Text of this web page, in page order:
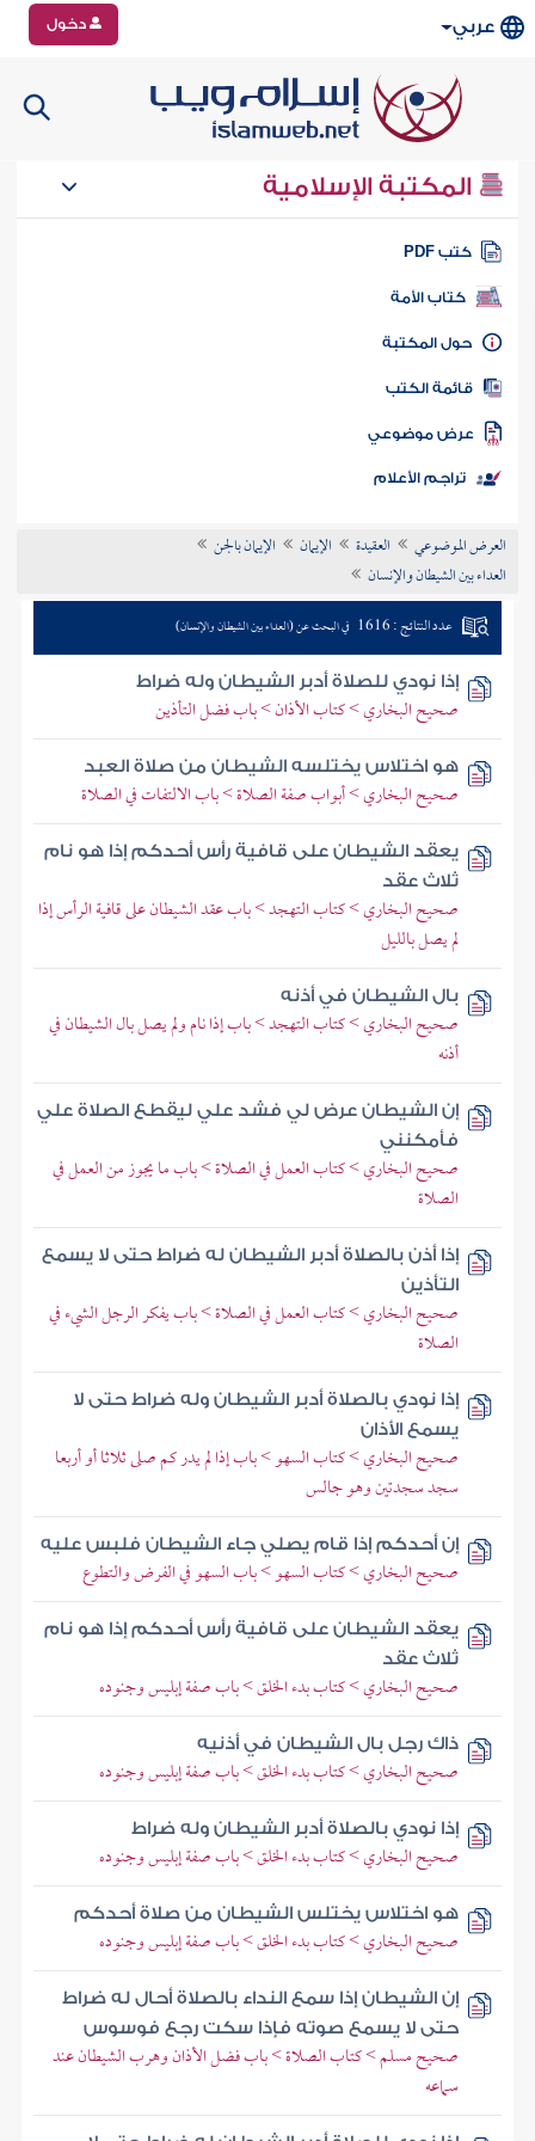
عربي دخول
المكتبة الإسلامية
كتب PDF
كتاب الأمة
المكتبة
الكتب
موضوعي
تراجم الأعلام
العرض الموضوعي العقيدة الإيمان
الإيمان بالجن
العداء بين الشيطان والإنسان
عدد النتائج : 1616 في البحث عن (العداء بين الشيطان والإنسان)
إذا نودي للصلاة أدبر الشيطان وله ضراط
صحيح البخاري > كتاب الأذان > باب فضل التأذين
هو اختلاس يختلسه الشيطان من صلاة العبد
صحيح البخاري > أبواب صفة الصلاة > باب الالتفات في الصلاة
يعقد الشيطان على قافية رأس أحدكم إذا هو نام
ثلاث عقد
صحيح البخاري > كتاب التهجد > باب عقد الشيطان على قافية الرأس إذا
لم يصل بالليل
بال الشيطان في أذنه
صحيح البخاري > كتاب التهجد > باب إذا نام ولم يصل بال الشيطان في
أذنه
إن الشيطان عرض لي فشد علي ليقطع الصلاة علي
فأمكنني
صحيح البخاري > كتاب العمل في الصلاة > باب ما يجوز من العمل في
الصلاة
إذا أذن بالصلاة أدبر الشيطان له ضراط حتى لا يسمع
التأذين
صحيح البخاري > كتاب العمل في الصلاة > باب يفكر الرجل الشيء في
الصلاة
إذا نودي بالصلاة أدبر الشيطان وله ضراط حتى لا
يسمع الأذان
صحيح البخاري > كتاب السهو > باب إذا لم يدر كم صلى ثلاثا أو أربعا
سجد سجدتين وهو جالس
إن أحدكم إذا قام يصلي جاء الشيطان فلبس عليه
صحيح البخاري > كتاب السهو > باب السهو في الفرض والتطوع
يعقد الشيطان على قافية رأس أحدكم إذا هو نام
ثلاث عقد
صحيح البخاري > كتاب بدء الخلق > باب صفة إبليس وجنوده
ذاك رجل بال الشيطان في أذنيه
صحيح البخاري > كتاب بدء الخلق > باب صفة إبليس وجنوده
إذا نودي بالصلاة أدبر الشيطان وله ضراط
صحيح البخاري > كتاب بدء الخلق > باب صفة إبليس وجنوده
هو اختلاس يختلس الشيطان من صلاة أحدكم
صحيح البخاري > كتاب بدء الخلق > باب صفة إبليس وجنوده
إن الشيطان إذا سمع النداء بالصلاة أحال له ضراط
حتى لا يسمع صوته فإذا سكت رجع فوسوس
صحيح مسلم > كتاب الصلاة > باب فضل الأذان وهرب الشيطان عند
سماعه